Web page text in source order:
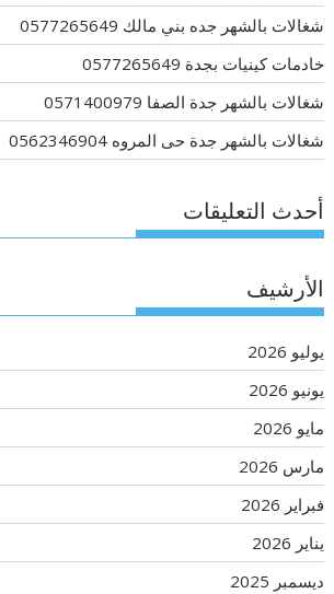
شغالات بالشهر جده بني مالك 0577265649
خادمات كينيات بجدة 0577265649
شغالات بالشهر جدة الصفا 0571400979
شغالات بالشهر جدة حى المروه 0562346904
أحدث التعليقات
الأرشيف
يوليو 2026
يونيو 2026
مايو 2026
مارس 2026
فبراير 2026
يناير 2026
ديسمبر 2025